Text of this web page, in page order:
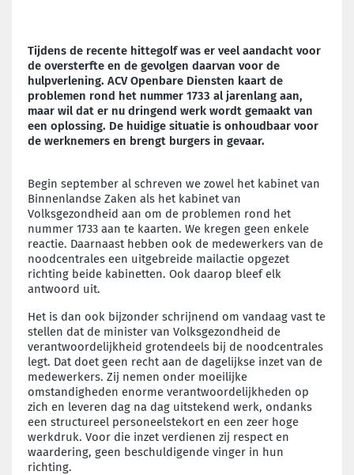
Tijdens de recente hittegolf was er veel aandacht voor
de oversterfte en de gevolgen daarvan voor de
hulpverlening. ACV Openbare Diensten kaart de
problemen rond het nummer 1733 al jarenlang aan,
maar wil dat er nu dringend werk wordt gemaakt van
een oplossing. De huidige situatie is onhoudbaar voor
de werknemers en brengt burgers in gevaar.
Begin september al schreven we zowel het kabinet van
Binnenlandse Zaken als het kabinet van
Volksgezondheid aan om de problemen rond het
nummer 1733 aan te kaarten. We kregen geen enkele
reactie. Daarnaast hebben ook de medewerkers van de
noodcentrales een uitgebreide mailactie opgezet
richting beide kabinetten. Ook daarop bleef elk
antwoord uit.
Het is dan ook bijzonder schrijnend om vandaag vast te
stellen dat de minister van Volksgezondheid de
verantwoordelijkheid grotendeels bij de noodcentrales
legt. Dat doet geen recht aan de dagelijkse inzet van de
medewerkers. Zij nemen onder moeilijke
omstandigheden enorme verantwoordelijkheden op
zich en leveren dag na dag uitstekend werk, ondanks
een structureel personeelstekort en een zeer hoge
werkdruk. Voor die inzet verdienen zij respect en
waardering, geen beschuldigende vinger in hun
richting.